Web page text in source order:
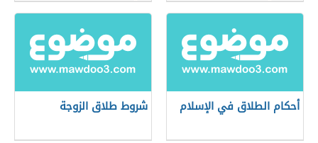
أحكام الطلاق في الإسلام شروط طلاق الزوجة